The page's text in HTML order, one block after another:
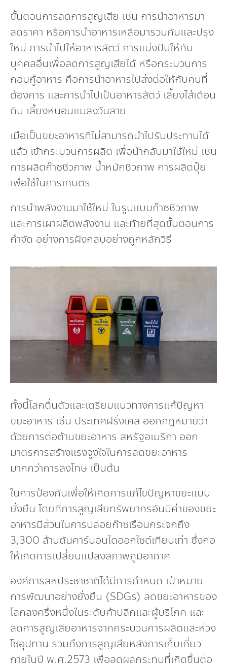
ขั้นตอนการลดการสูญเสีย เช่น การนำอาหารมา
ลดราคา หรือการนำอาหารเหลือมารวมกันและปรุง
ใหม่ การนำไปให้อาหารสัตว์ การแบ่งปันให้กับ
บุคคลอื่นเพื่อลดการสูญเสียได้ หรือกระบวนการ
กอบกู้อาหาร คือการนำอาหารไปส่งต่อให้กับคนที่
ต้องการ และการนำไปเป็นอาหารสัตว์ เลี้ยงไส้เดือน
ดิน เลี้ยงหนอนแมลงวันลาย
เมื่อเป็นขยะอาหารที่ไม่สามารถนำไปรับประทานได้
แล้ว เข้ากระบวนการผลิต เพื่อนำกลับมาใช้ใหม่ เช่น
การผลิตก๊าซชีวภาพ น้ำหมักชีวภาพ การผลิตปุ๋ย
เพื่อใช้ในการเกษตร
การนำพลังงานมาใช้ใหม่ ในรูปแบบก๊าซชีวภาพ
และการเผาผลิตพลังงาน และท้ายที่สุดขั้นตอนการ
กำจัด อย่างการฝังกลบอย่างถูกหลักวิธี
ทั้งนี้โลกตื่นตัวและเตรียมแนวทางการแก้ปัญหา
ขยะอาหาร เช่น ประเทศฝรั่งเศส ออกกฎหมายว่า
ด้วยการต่อต้านขยะอาหาร สหรัฐอเมริกา ออก
มาตรการสร้างแรงจูงใจในการลดขยะอาหาร
มากกว่าการลงโทษ เป็นต้น
ในการป้องกันเพื่อให้เกิดการแก้ไขปัญหาขยะแบบ
ยั่งยืน โดยที่การสูญเสียทรัพยากรอันมีค่าของขยะ
อาหารมีส่วนในการปล่อยก๊าซเรือนกระจกถึง
3,300 ล้านตันคาร์บอนไดออกไซด์เทียบเท่า ซึ่งก่อ
ให้เกิดการเปลี่ยนแปลงสภาพภูมิอากาศ
องค์การสหประชาชาติได้มีการกำหนด เป้าหมาย
การพัฒนาอย่างยั่งยืน (SDGs) ลดขยะอาหารของ
โลกลงครึ่งหนึ่งในระดับค้าปลีกและผู้บริโภค และ
ลดการสูญเสียอาหารจากกระบวนการผลิตและห่วง
โซ่อุปทาน รวมถึงการสูญเสียหลังการเก็บเกี่ยว
ภายในปี พ.ศ.2573 เพื่อลดผลกระทบที่เกิดขึ้นต่อ